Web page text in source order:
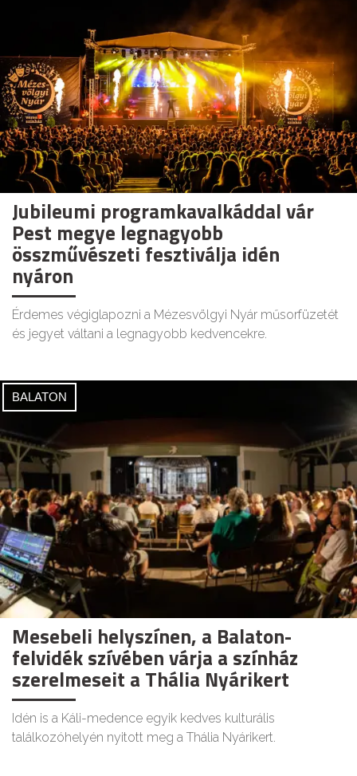
Jubileumi programkavalkáddal vár
Pest megye legnagyobb
összművészeti fesztiválja idén
nyáron
Érdemes végiglapozni a Mézesvölgyi Nyár műsorfüzetét
és jegyet váltani a legnagyobb kedvencekre.
BALATON
Mesebeli helyszínen, a Balaton-
felvidék szívében várja a színház
szerelmeseit a Thália Nyárikert
Idén is a Káli-medence egyik kedves kulturális
találkozóhelyén nyitott meg a Thália Nyárikert.